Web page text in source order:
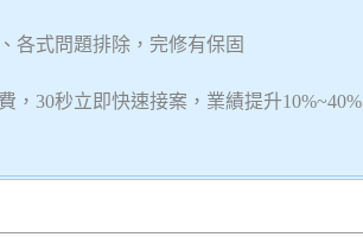
各式問題排除，完修有保固
30秒立即快速接案，業績提升10%~40%